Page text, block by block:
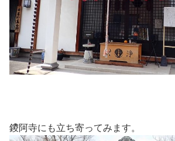
鑁阿寺にも立ち寄ってみます。